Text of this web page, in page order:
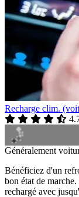
Recharge clim.
Généralement
Bénéficiez d'un
bon état de
rechargé avec